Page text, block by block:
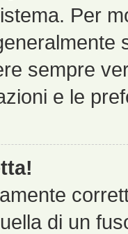
Per
sempre
e le
di un